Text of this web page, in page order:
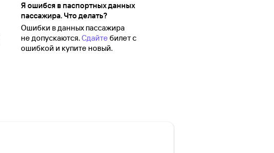
Я ошибся в паспортных данных
пассажира. Что делать?
Ошибки в данных пассажира
не допускаются.Сдайте билет с
ошибкой и купите новый.